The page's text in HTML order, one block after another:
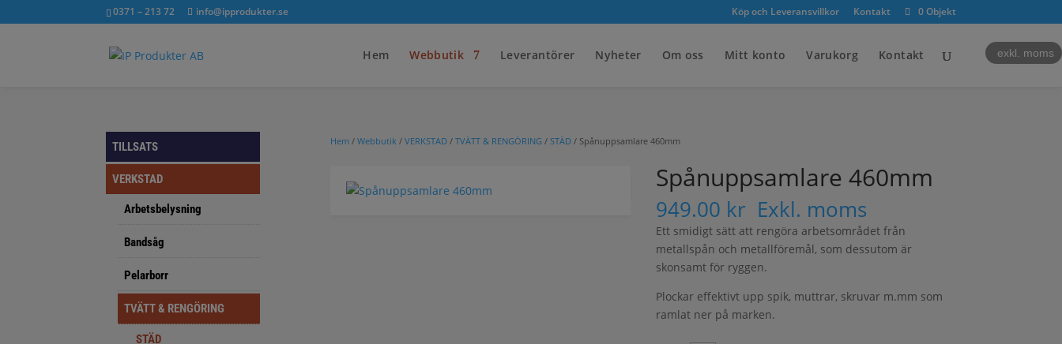
exkl. moms
0371 – 213 72 info@ipprodukter.se Köp och Leveransvillkor Kontakt 0 Objekt
Hem Webbutik Leverantörer Nyheter Om oss Mitt konto Varukorg Kontakt
Hem/ Webbutik/ VERKSTAD/ TVÄTT & RENGÖRING / STÄD/ Spånuppsamlare 460mm
Spånuppsamlare 460mm
949.00 kr Exkl. moms
Ett smidigt sätt att rengöra arbetsområdet från
metallspån och metallföremål, som dessutom är
skonsamt för ryggen.
Plockar effektivt upp spik, muttrar, skruvar m.mm som
ramlat ner på marken.
TILLSATS
VERKSTAD
Arbetsbelysning
Bandsåg
Pelarborr
TVÄTT & RENGÖRING
STÄD